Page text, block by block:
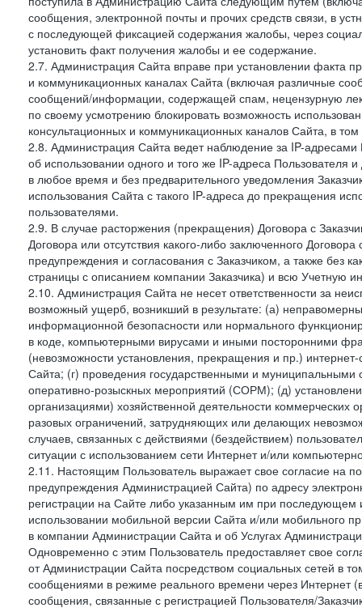
сообщения, электронной почты и прочих средств связи, в
с последующей фиксацией содержания жалобы, через
установить факт получения жалобы и ее содержание.
2.7. Администрация Сайта вправе при установлении факта
и коммуникационных каналах Сайта (включая различные
сообщений/информации, содержащей спам, нецензурную
по своему усмотрению блокировать возможность
консультационных и коммуникационных каналов Сайта, в
2.8. Администрация Сайта ведет наблюдение за IP-
об использовании одного и того же IP-адреса Пользователя
в любое время и без предварительного уведомления
использования Сайта с такого IP-адреса до прекращения
пользователями.
2.9. В случае расторжения (прекращения) Договора с
Договора или отсутствия какого-либо заключенного
предупреждения и согласования с Заказчиком, а также без
страницы с описанием компании Заказчика) и всю Учетную
2.10. Администрация Сайта не несет ответственности за
возможный ущерб, возникший в результате: (а)
информационной безопасности или нормального
в коде, компьютерными вирусами и иными посторонними
(невозможности установления, прекращения и пр.)
Сайта; (г) проведения государственными и
оперативно-розыскных мероприятий (СОРМ); (д)
организациями) хозяйственной деятельности коммерческих
разовых ограничений, затрудняющих или делающих
случаев, связанных с действиями (бездействием)
ситуации с использованием сети Интернет и/или
2.11. Настоящим Пользователь выражает свое согласие на
предупреждения Администрацией Сайта) по адресу
регистрации на Сайте либо указанным им при
использовании мобильной версии Сайта и/или мобильного
в компании Администрации Сайта и об Услугах
Одновременно с этим Пользователь предоставляет свое
от Администрации Сайта посредством социальных сетей в
сообщениями в режиме реального времени через Интернет
сообщения, связанные с регистрацией Пользователя/